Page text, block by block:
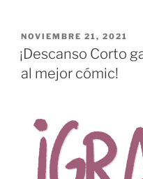
PUBLICADO
EL
NOVIEMBRE 21, 2021
¡Descanso Corto
al mejor cómic!